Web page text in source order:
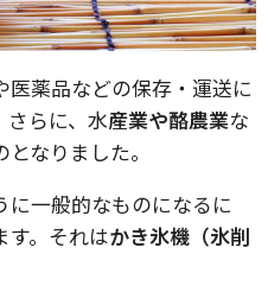
医薬品などの保存・運送に
さらに、水産業や酪農業な
なりました。
に一般的なものになるに
す。それはかき氷機（氷削